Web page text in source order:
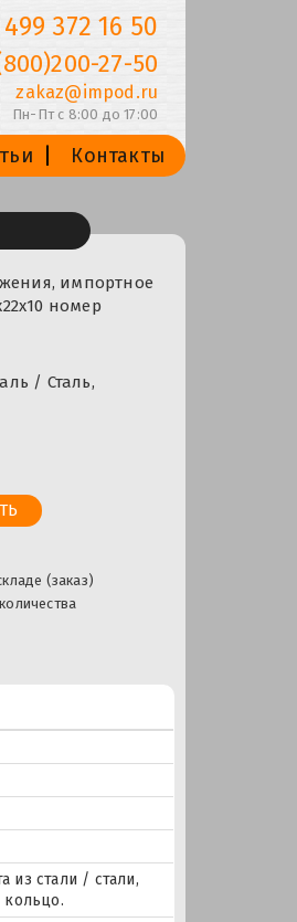
499 372 16 50
27-50
zakaz@impod.ru
Пн-Пт с 8:00 до 17:00
Контакты
импортное
номер
/ Сталь,
(заказ)
из стали / стали,
кольцо.